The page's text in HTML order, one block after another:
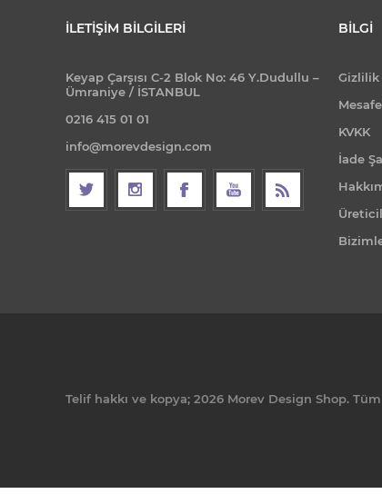
İLETIŞIM BILGILERI
Keyap Çarşısı C-2 Blok No: 46 Y.Dudullu –
Ümraniye / İSTANBUL
0216 415 01 01
info@morevdesign.com
BILGI
Gizlilik
KVKK
İade
Telif hakkı ve kopya; 2026 Morev Design Shop. Tüm